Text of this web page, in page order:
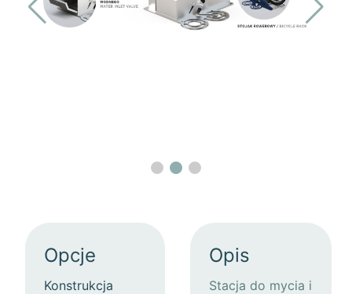
Opcje
Konstrukcja
Opis
Stacja do mycia i